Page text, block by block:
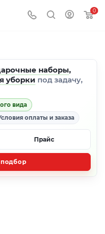
0
наборы,
уборки под задачу,
вида
оплаты и заказа
Прайс